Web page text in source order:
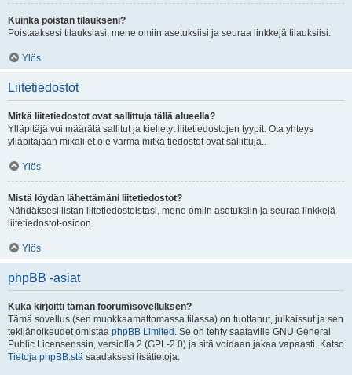
Kuinka poistan tilaukseni?
Poistaaksesi tilauksiasi, mene omiin asetuksiisi ja seuraa linkkejä tilauksiisi.
Ylös
Liitetiedostot
Mitkä liitetiedostot ovat sallittuja tällä alueella?
Ylläpitäjä voi määrätä sallitut ja kielletyt liitetiedostojen tyypit. Ota yhteys
ylläpitäjään mikäli et ole varma mitkä tiedostot ovat sallittuja..
Ylös
Mistä löydän lähettämäni liitetiedostot?
Nähdäksesi listan liitetiedostoistasi, mene omiin asetuksiin ja seuraa linkkejä
liitetiedostot-osioon.
Ylös
phpBB -asiat
Kuka kirjoitti tämän foorumisovelluksen?
Tämä sovellus (sen muokkaamattomassa tilassa) on tuottanut, julkaissut ja sen
tekijänoikeudet omistaa phpBB Limited . Se on tehty saataville GNU General
Public Licensenssin, versiolla 2 (GPL-2.0) ja sitä voidaan jakaa vapaasti. Katso
Tietoja phpBB:stä saadaksesi lisätietoja.